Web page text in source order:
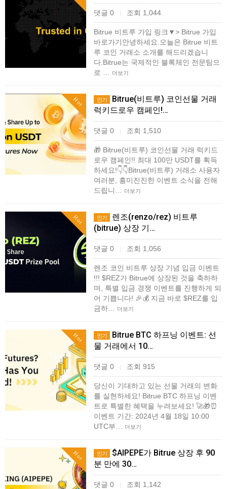
댓글 0 | 조회 1,044
Bitrue 비트루 가입 링크▼> Bitrue 가입
바로가기안녕하세요.오늘은 Bitrue 비트
루 코인 거래소 소개를 해드리겠습니
다.Bitrue는 국제적인 블록체인 전문팀으
로 …
더보기
Hot 인기
Bitrue(비트루) 코인선물 거래
럭키드로우 캠페인!…
댓글 0 | 조회 1,510
🎁 Bitrue(비트루) 코인선물 거래 럭키드
로우 캠페인!! 최대 100만 USDT를 획득
하세요!👇👇Bitrue(비트루) 거래소 사용자
여러분, 흥미진진한 이벤트 소식을 전해
드립니…
더보기
Hot 인기
렌조(renzo/rez) 비트루
(bitrue) 상장 기…
댓글 0 | 조회 1,056
렌조 코인 비트루 상장 기념 입금 이벤트
!!! $REZ가 Bitrue에 상장된 것을 축하하
며, 특별 입금 경쟁 이벤트를 진행하게 되
어 기쁩니다! 🎉💰 지금 바로 $REZ를 입
금하…
더보기
Hot 인기
Bitrue BTC 하프닝 이벤트: 선
물 거래에서 10…
댓글 0 | 조회 915
당신이 기대하고 있는 선물 거래의 변화
를 실현하세요! Bitrue BTC 하프닝 이벤
트로 특별한 혜택을 누려보세요! 🚀🎁⏰
이벤트 기간: 2024년 4월 18일 10:00
UTC부…
더보기
Hot 인기
$AIPEPE가 Bitrue 상장 후 90
분 만에 30…
댓글 0 | 조회 1,142